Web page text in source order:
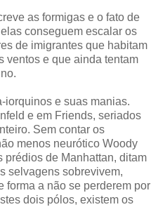
as formigas e o fato de
conseguem escalar os
de imigrantes que habitam
ventos e que ainda tentam
iorquinos e suas manias.
e em Friends, seriados
Sem contar os
menos neurótico Woody
prédios de Manhattan, ditam
selvagens sobrevivem,
forma a não se perderem por
dois pólos, existem os